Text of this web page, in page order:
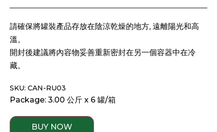
請確保將罐裝產品存放在陰涼乾燥的地方, 遠離陽光和高
溫。
開封後建議將內容物妥善重新密封在另一個容器中在冷
藏。
SKU: CAN-RU03
Package: 3.00 公斤 x 6 罐/箱
BUY NOW